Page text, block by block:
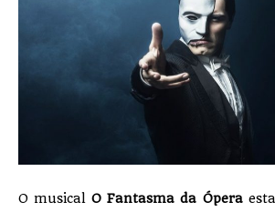
O musical O Fantasma da Ópera